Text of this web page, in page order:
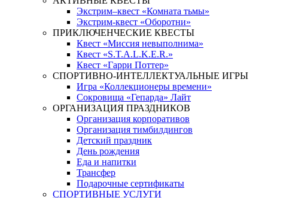
Экстрим–квест «Комната тьмы»
Экстрим-квест «Оборотни»
ПРИКЛЮЧЕНЧЕСКИЕ КВЕСТЫ
Квест «Миссия невыполнима»
Квест «S.T.A.L.K.E.R.»
Квест «Гарри Поттер»
СПОРТИВНО-ИНТЕЛЛЕКТУАЛЬНЫЕ ИГРЫ
Игра «Коллекционеры времени»
Сокровища «Гепарда» Лайт
ОРГАНИЗАЦИЯ ПРАЗДНИКОВ
Организация корпоративов
Организация тимбилдингов
Детский праздник
День рождения
Еда и напитки
Трансфер
Подарочные сертификаты
СПОРТИВНЫЕ УСЛУГИ